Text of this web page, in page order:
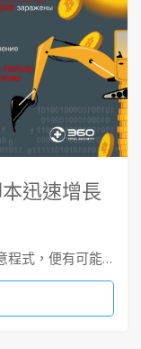
迅速增長
程式，便有可能…